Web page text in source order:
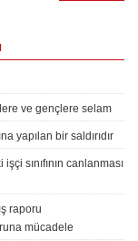
ve gençlere selam
yapılan bir saldırıdır
sınıfının canlanması
raporu
mücadele